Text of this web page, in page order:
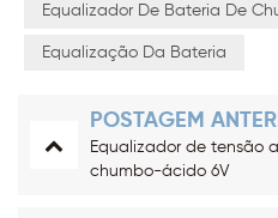
Equalizador De Bateria De
Equalização Da Bateria
POSTAGEM
Equalizador de tensão
chumbo-ácido 6V